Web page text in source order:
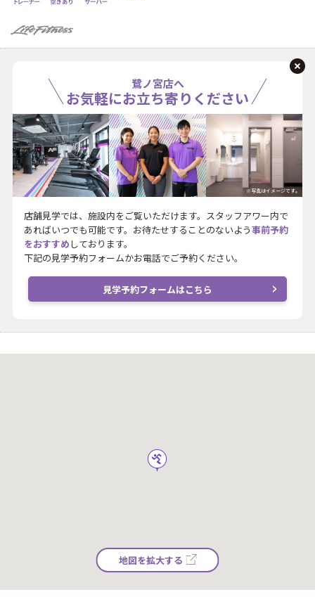
鷺ノ宮店へ
お気軽にお立ち寄りください
※写真はイメージです。
店舗見学では、施設内をご覧いただけます。スタッフアワー内で
あればいつでも可能です。お待たせすることのないよう事前予約
をおすすめ しております。
下記の見学予約フォームかお電話でご予約ください。
見学予約フォームはこちら
地図を拡大する